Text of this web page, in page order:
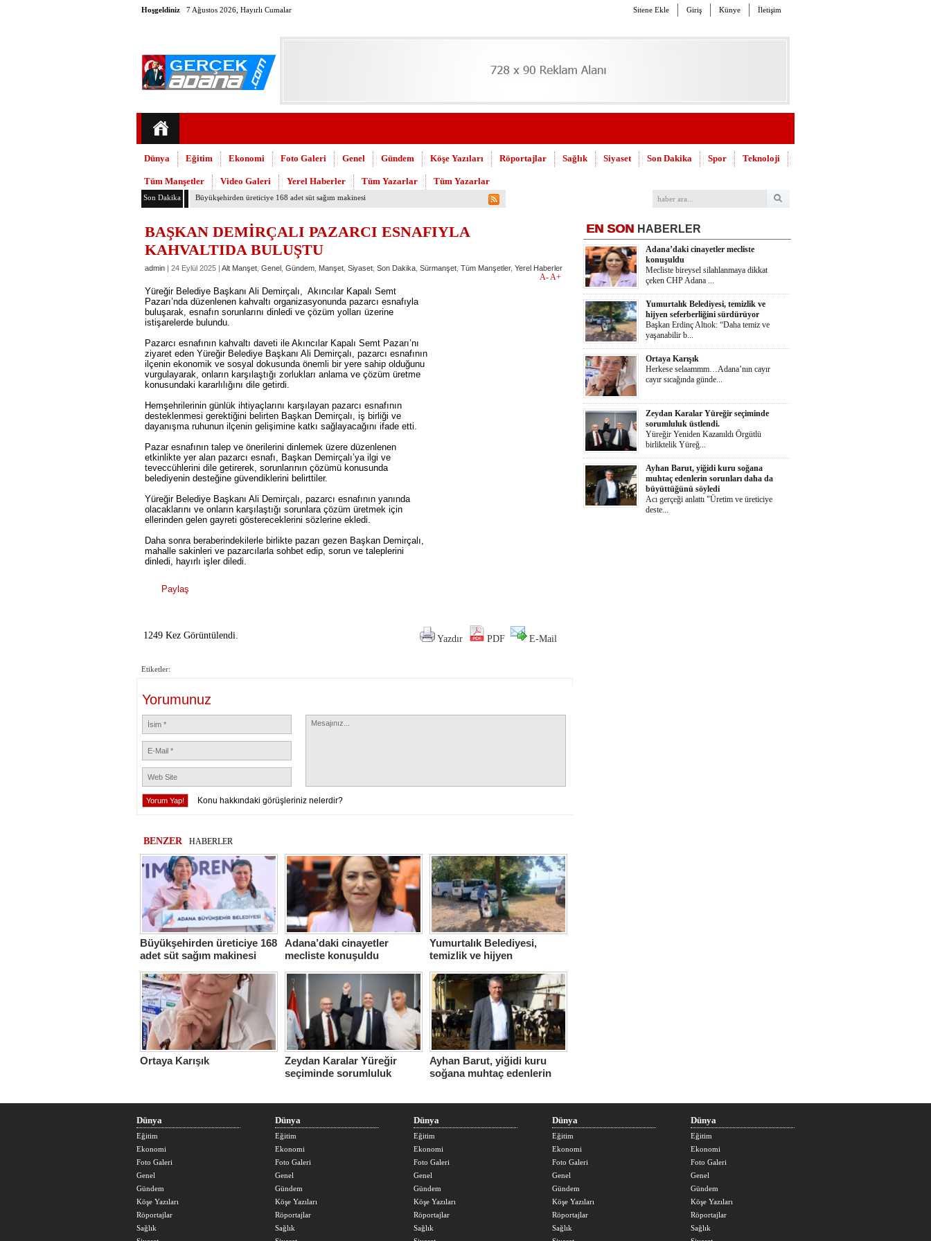
Hoşgeldiniz 7 Ağustos 2026, Hayırlı Cumalar Sitene Ekle Giriş Künye İletişim
Dünya Eğitim Ekonomi Foto Galeri Genel Gündem Köşe Yazıları Röportajlar Sağlık Siyaset Son Dakika Spor Teknoloji
Tüm Manşetler Video Galeri Yerel Haberler Tüm Yazarlar Tüm Yazarlar
Son Dakika Adana’daki cinayetler mecliste konuşuldu
BAŞKAN DEMİRÇALI PAZARCI ESNAFIYLA
KAHVALTIDA BULUŞTU
admin | 24 Eylül 2025 | Alt Manşet Genel Gündem Manşet Siyaset Son Dakika Sürmanşet Tüm Manşetler, Yerel Haberler
A-A+
Yüreğir Belediye Başkanı Ali Demirçalı, Akıncılar Kapalı Semt
Pazarı’nda düzenlenen kahvaltı organizasyonunda pazarcı esnafıyla
buluşarak, esnafın sorunlarını dinledi ve çözüm yolları üzerine
istişarelerde bulundu.
Pazarcı esnafının kahvaltı daveti ile Akıncılar Kapalı Semt Pazarı’nı
ziyaret eden Yüreğir Belediye Başkanı Ali Demirçalı, pazarcı esnafının
ilçenin ekonomik ve sosyal dokusunda önemli bir yere sahip olduğunu
vurgulayarak, onların karşılaştığı zorlukları anlama ve çözüm üretme
konusundaki kararlılığını dile getirdi.
Hemşehrilerinin günlük ihtiyaçlarını karşılayan pazarcı esnafının
desteklenmesi gerektiğini belirten Başkan Demirçalı, iş birliği ve
dayanışma ruhunun ilçenin gelişimine katkı sağlayacağını ifade etti.
Pazar esnafının talep ve önerilerini dinlemek üzere düzenlenen
etkinlikte yer alan pazarcı esnafı, Başkan Demirçalı’ya ilgi ve
teveccühlerini dile getirerek, sorunlarının çözümü konusunda
belediyenin desteğine güvendiklerini belirttiler.
Yüreğir Belediye Başkanı Ali Demirçalı, pazarcı esnafının yanında
olacaklarını ve onların karşılaştığı sorunlara çözüm üretmek için
ellerinden gelen gayreti göstereceklerini sözlerine ekledi.
Daha sonra beraberindekilerle birlikte pazarı gezen Başkan Demirçalı,
mahalle sakinleri ve pazarcılarla sohbet edip, sorun ve taleplerini
dinledi, hayırlı işler diledi.
Paylaş
1249 Kez Görüntülendi. Yazdır PDF E-Mail
Etiketler:
Yorumunuz
Konu hakkındaki görüşleriniz nelerdir?
BENZER HABERLER
Büyükşehirden üreticiye 168
adet süt sağım makinesi
Adana’daki cinayetler
mecliste konuşuldu
Yumurtalık Belediyesi,
temizlik ve hijyen
Ortaya Karışık Zeydan Karalar Yüreğir
seçiminde sorumluluk
Ayhan Barut, yiğidi kuru
soğana muhtaç edenlerin
EN SON HABERLER
Adana’daki cinayetler mecliste
konuşuldu
Mecliste bireysel silahlanmaya dikkat
çeken CHP Adana ...
Yumurtalık Belediyesi, temizlik ve
hijyen seferberliğini sürdürüyor
Başkan Erdinç Altıok: “Daha temiz ve
yaşanabilir b...
Ortaya Karışık
Herkese selaammm…Adana’nın cayır
cayır sıcağında günde...
Zeydan Karalar Yüreğir seçiminde
sorumluluk üstlendi.
Yüreğir Yeniden Kazanıldı Örgütlü
birliktelik Yüreğ...
Ayhan Barut, yiğidi kuru soğana
muhtaç edenlerin sorunları daha da
büyüttüğünü söyledi
Acı gerçeği anlattı "Üretim ve üreticiye
deste...
Dünya
Eğitim
Ekonomi
Foto Galeri
Genel
Gündem
Köşe Yazıları
Röportajlar
Sağlık
Dünya
Eğitim
Ekonomi
Foto Galeri
Genel
Gündem
Köşe Yazıları
Röportajlar
Sağlık
Dünya
Eğitim
Ekonomi
Foto Galeri
Genel
Gündem
Köşe Yazıları
Röportajlar
Sağlık
Dünya
Eğitim
Ekonomi
Foto Galeri
Genel
Gündem
Köşe Yazıları
Röportajlar
Sağlık
Dünya
Eğitim
Ekonomi
Foto Galeri
Genel
Gündem
Köşe Yazıları
Röportajlar
Sağlık